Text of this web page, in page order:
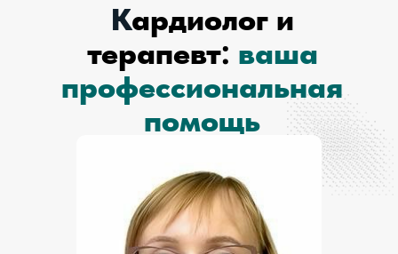
Кардиолог и
терапевт: ваша
профессиональная
помощь